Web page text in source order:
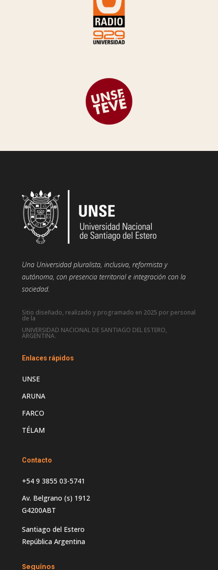
Una Universidad pluralista, inclusiva, reformista y
autónoma, con presencia territorial e integración con la
sociedad.
Sitio diseñado, realizado y programado en 2025 por personal
de la
UNIVERSIDAD NACIONAL DE SANTIAGO DEL ESTERO,
ARGENTINA.
Enlaces rápidos
UNSE
ARUNA
FARCO
TÉLAM
Contacto
+54 9 3855 03-5741
Av. Belgrano (s) 1912
G4200ABT
Santiago del Estero
República Argentina
Seguínos